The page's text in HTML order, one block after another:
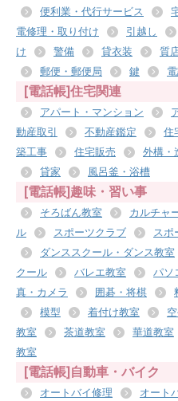
便利業・代行サービス
電修理・取り付け
引越し
け
警備 貸衣装 質
郵便・郵便局
鍵
[電話帳]住宅関連
アパート・マンション
動産取引
不動産鑑定 住
築工事
住宅販売 外構・
貸家
風呂釜・浴槽
[電話帳]趣味・習い事
そろばん教室 カルチャ
ル
スポーツクラブ スポ
ダンススクール・ダンス教室
クール
バレエ教室 パソ
真・カメラ
囲碁・将棋
模型
着付け教室
教室
茶道教室 華道教室
教室
[電話帳]自動車・バイク
オートバイ修理 オート